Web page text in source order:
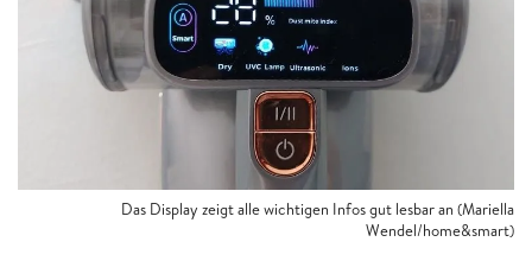
Das Display zeigt alle wichtigen Infos gut lesbar an (Mariella
Wendel/home&smart)